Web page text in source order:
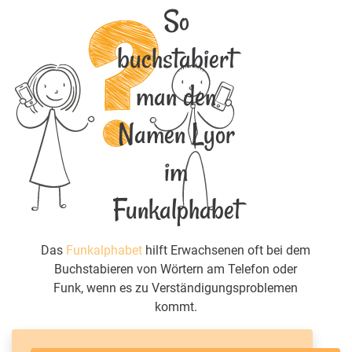
So
buchstabiert
man den
Namen Lyor
im
Funkalphabet
Das Funkalphabet hilft Erwachsenen oft bei dem
Buchstabieren von Wörtern am Telefon oder
Funk, wenn es zu Verständigungsproblemen
kommt.